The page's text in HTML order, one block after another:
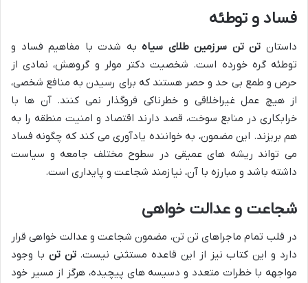
فساد و توطئه
داستان تن تن سرزمین طلای سیاهبه شدت با مفاهیم فساد و
توطئه گره خورده است. شخصیت دکتر مولر و گروهش، نمادی از
حرص و طمع بی حد و حصر هستند که برای رسیدن به منافع شخصی،
از هیچ عمل غیراخلاقی و خطرناکی فروگذار نمی کنند. آن ها با
خرابکاری در منابع سوخت، قصد دارند اقتصاد و امنیت منطقه را به
هم بریزند. این مضمون، به خواننده یادآوری می کند که چگونه فساد
می تواند ریشه های عمیقی در سطوح مختلف جامعه و سیاست
داشته باشد و مبارزه با آن، نیازمند شجاعت و پایداری است.
شجاعت و عدالت خواهی
در قلب تمام ماجراهای تن تن، مضمون شجاعت و عدالت خواهی قرار
دارد و این کتاب نیز از این قاعده مستثنی نیست.تن تن با وجود
مواجهه با خطرات متعدد و دسیسه های پیچیده، هرگز از مسیر خود